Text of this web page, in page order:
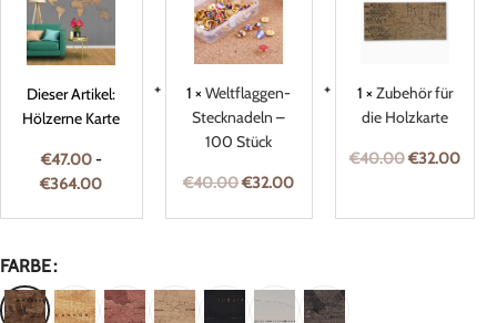
Dieser Artikel:
Hölzerne Karte
€47.00-
€364.00
Stecknadeln
–
100
1 ×Weltflaggen-
Stecknadeln –
100 Stück
€40.00€32.00
für
die
1 × Zubehör für
die Holzkarte
€40.00€32.00
FARBE